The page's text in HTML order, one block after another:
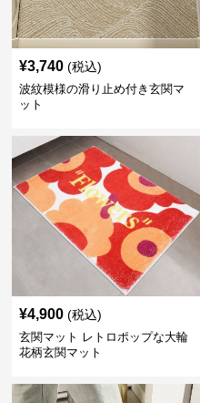
¥3,740 (税込)
波紋模様の滑り止め付き玄関マ
ット
¥4,900 (税込)
玄関マット レトロポップな大輪
花柄玄関マット